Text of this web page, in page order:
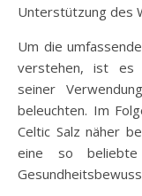
Unterstützung des
Um die
verstehen, ist es
seiner
beleuchten. Im
Celtic Salz näher
eine so beliebte